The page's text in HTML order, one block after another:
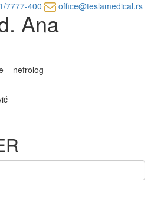
7777-400 office@teslamedical.rs
Ana
– nefrolog